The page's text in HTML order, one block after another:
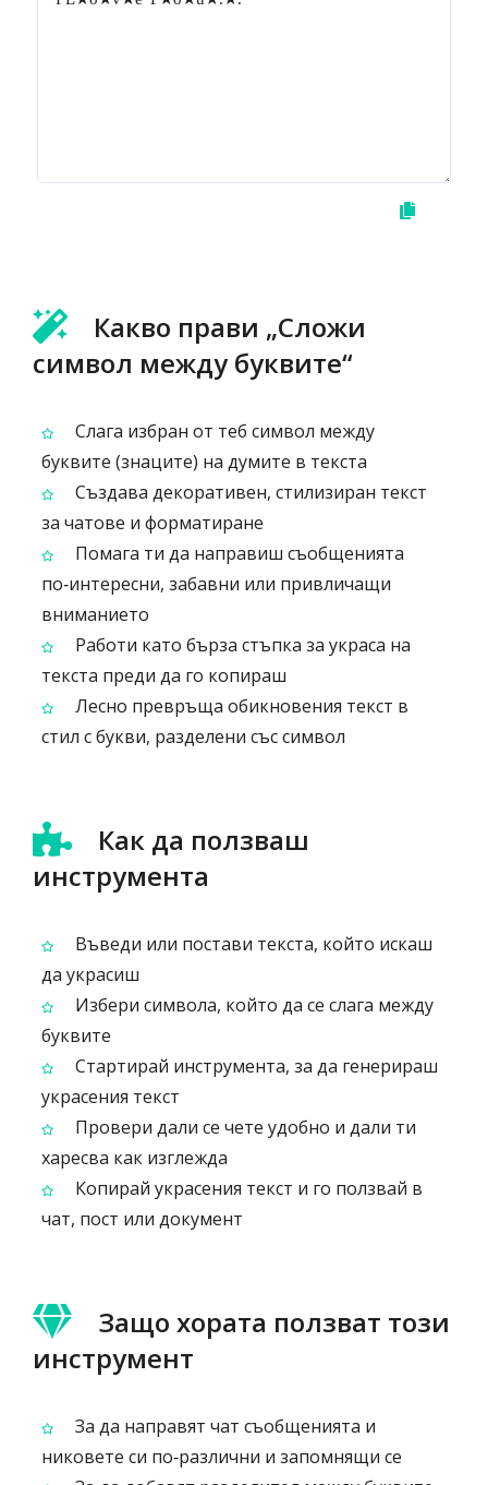
Какво прави „Сложи
символ между буквите“
Слага избран от теб символ между
буквите (знаците) на думите в текста
Създава декоративен, стилизиран текст
за чатове и форматиране
Помага ти да направиш съобщенията
по‑интересни, забавни или привличащи
вниманието
Работи като бърза стъпка за украса на
текста преди да го копираш
Лесно превръща обикновения текст в
стил с букви, разделени със символ
Как да ползваш
инструмента
Въведи или постави текста, който искаш
да украсиш
Избери символа, който да се слага между
буквите
Стартирай инструмента, за да генерираш
украсения текст
Провери дали се чете удобно и дали ти
харесва как изглежда
Копирай украсения текст и го ползвай в
чат, пост или документ
Защо хората ползват този
инструмент
За да направят чат съобщенията и
никовете си по‑различни и запомнящи се